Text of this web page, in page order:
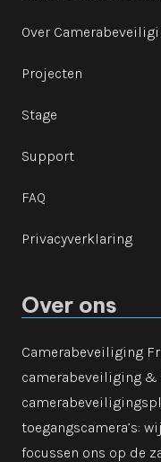
Over
Projecten
Stage
Support
FAQ
Privacyverklaring
Over ons
Camerabeveiliging
camerabeveiliging &
toegangscamera’s:
focussen ons op de